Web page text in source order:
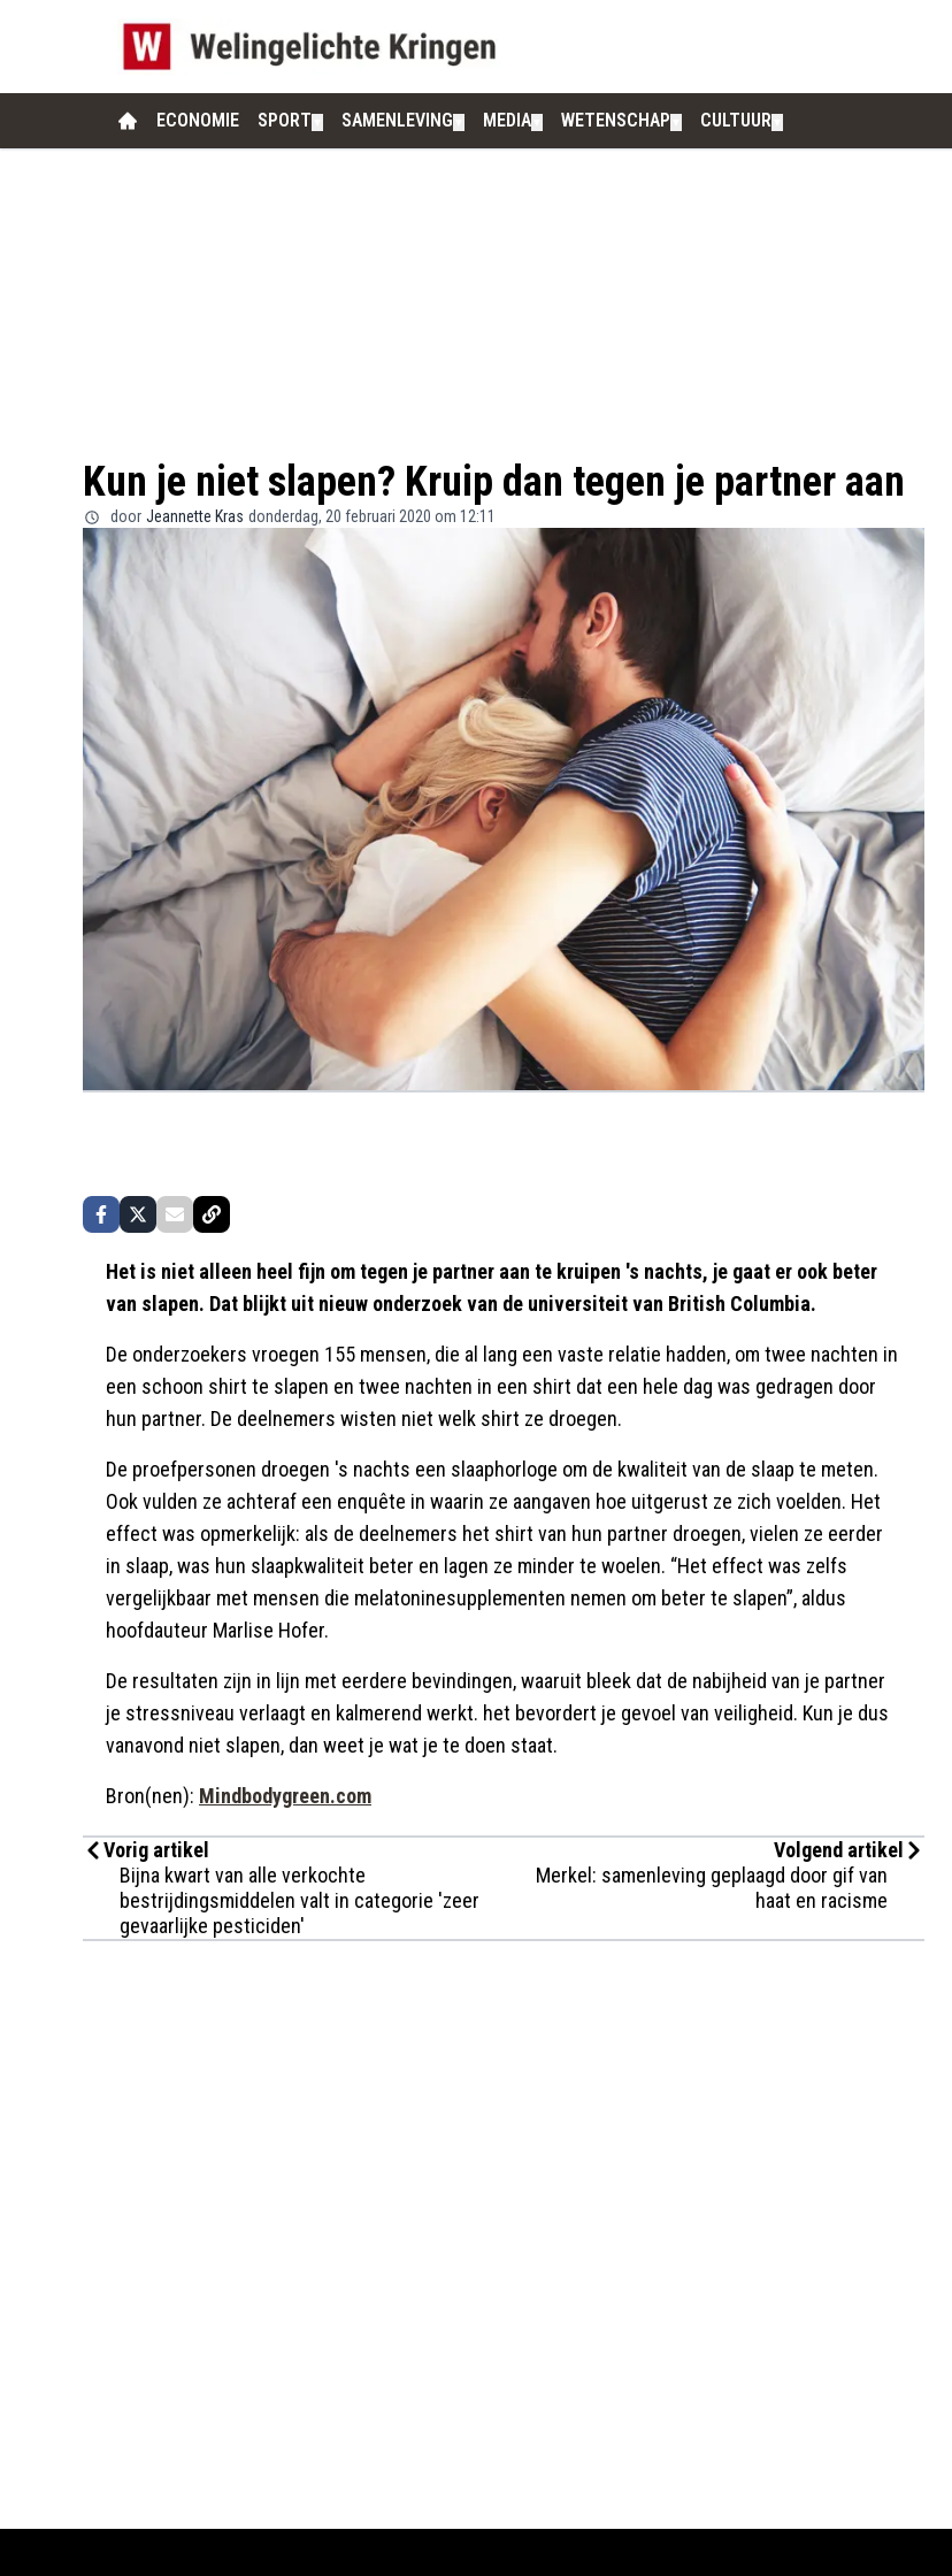
ECONOMIE SPORT SAMENLEVING MEDIA WETENSCHAP CULTUUR
Kun je niet slapen? Kruip dan tegen je partner aan
door Jeannette Kras donderdag, 20 februari 2020 om 12:11
Het is niet alleen heel fijn om tegen je partner aan te kruipen 's nachts, je gaat er ook beter
van slapen. Dat blijkt uit nieuw onderzoek van de universiteit van British Columbia.
De onderzoekers vroegen 155 mensen, die al lang een vaste relatie hadden, om twee nachten in
een schoon shirt te slapen en twee nachten in een shirt dat een hele dag was gedragen door
hun partner. De deelnemers wisten niet welk shirt ze droegen.
De proefpersonen droegen 's nachts een slaaphorloge om de kwaliteit van de slaap te meten.
Ook vulden ze achteraf een enquête in waarin ze aangaven hoe uitgerust ze zich voelden. Het
effect was opmerkelijk: als de deelnemers het shirt van hun partner droegen, vielen ze eerder
in slaap, was hun slaapkwaliteit beter en lagen ze minder te woelen. “Het effect was zelfs
vergelijkbaar met mensen die melatoninesupplementen nemen om beter te slapen”, aldus
hoofdauteur Marlise Hofer.
De resultaten zijn in lijn met eerdere bevindingen, waaruit bleek dat de nabijheid van je partner
je stressniveau verlaagt en kalmerend werkt. het bevordert je gevoel van veiligheid. Kun je dus
vanavond niet slapen, dan weet je wat je te doen staat.
Bron(nen): Mindbodygreen.com
Vorig artikel
Bijna kwart van alle verkochte
bestrijdingsmiddelen valt in categorie 'zeer
gevaarlijke pesticiden'
Volgend artikel
Merkel: samenleving geplaagd door gif van
haat en racisme